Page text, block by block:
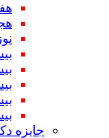
جایزه